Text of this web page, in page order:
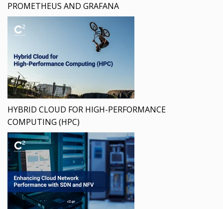
PROMETHEUS AND GRAFANA
HYBRID CLOUD FOR HIGH-PERFORMANCE
COMPUTING (HPC)